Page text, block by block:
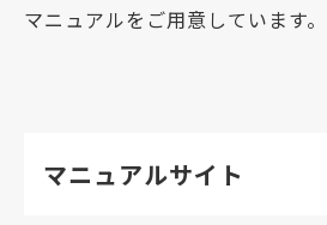
マニュアルをご用意しています。
マニュアルサイト